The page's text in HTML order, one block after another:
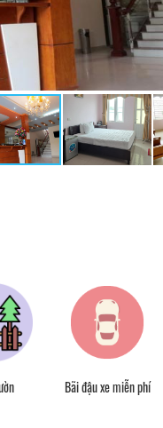
Bãi đậu xe miễn phí